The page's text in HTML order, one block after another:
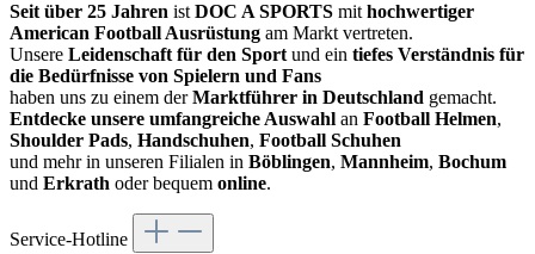
Seit über 25 Jahren ist DOC A SPORTS mit hochwertiger
American Football Ausrüstung am Markt vertreten.
Unsere Leidenschaft für den Sport und ein tiefes Verständnis für
die Bedürfnisse von Spielern und Fans
haben uns zu einem derMarktführer in Deutschland gemacht.
Entdecke unsere umfangreiche Auswahl an Football Helmen,
Shoulder Pads, Handschuhen, Football Schuhen
und mehr in unseren Filialen in Böblingen, Mannheim, Bochum
und Erkrath oder bequem online.
Service-Hotline